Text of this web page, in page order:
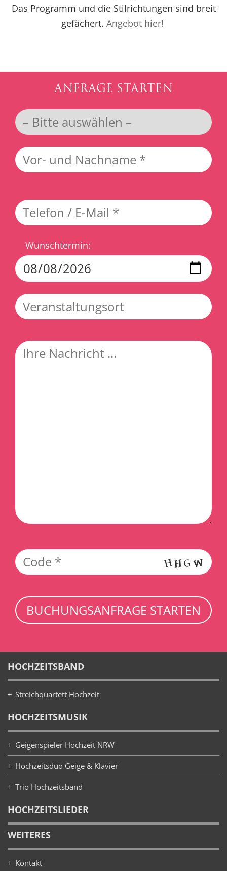
Das Programm und die Stilrichtungen sind breit
gefächert. Angebot hier!
ANFRAGE STARTEN
Wunschtermin:
HOCHZEITSBAND
Streichquartett Hochzeit
HOCHZEITSMUSIK
Geigenspieler Hochzeit NRW
Hochzeitsduo Geige & Klavier
Trio Hochzeitsband
HOCHZEITSLIEDER
WEITERES
Kontakt